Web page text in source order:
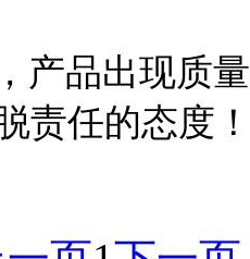
产品出现质
责任的态度